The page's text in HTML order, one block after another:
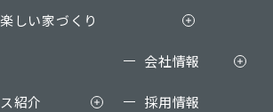
しい家づくり
紹介
会社情報
採用情報